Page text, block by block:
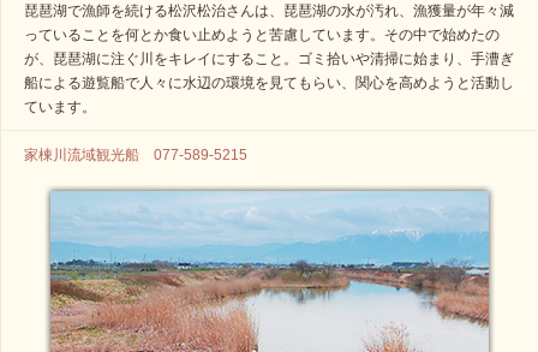
琵琶湖で漁師を続ける松沢松治さんは、琵琶湖の水が汚れ、漁獲量が年々減
っていることを何とか食い止めようと苦慮しています。その中で始めたの
が、琵琶湖に注ぐ川をキレイにすること。ゴミ拾いや清掃に始まり、手漕ぎ
船による遊覧船で人々に水辺の環境を見てもらい、関心を高めようと活動し
ています。
家棟川流域観光船 077-589-5215